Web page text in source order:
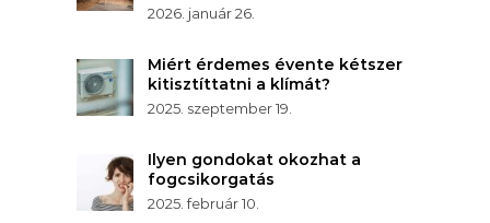
2026. január 26.
Miért érdemes évente kétszer
kitisztíttatni a klímát?
2025. szeptember 19.
Ilyen gondokat okozhat a
fogcsikorgatás
2025. február 10.